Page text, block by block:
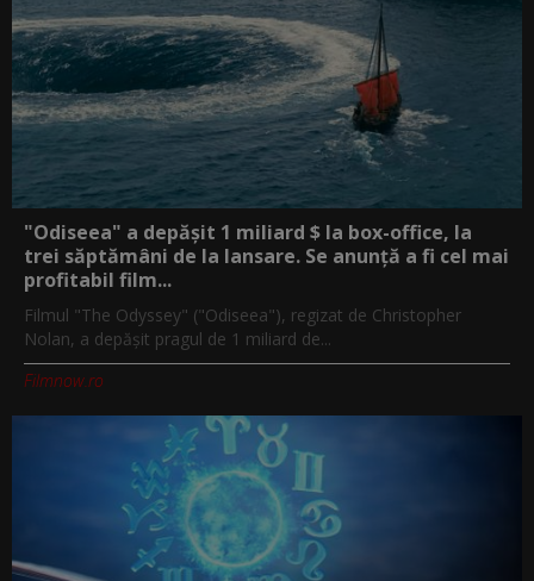
"Odiseea" a depășit 1 miliard $ la box-office, la
trei săptămâni de la lansare. Se anunță a fi cel mai
profitabil film...
Filmul "The Odyssey" ("Odiseea"), regizat de Christopher
Nolan, a depăşit pragul de 1 miliard de...
Filmnow.ro